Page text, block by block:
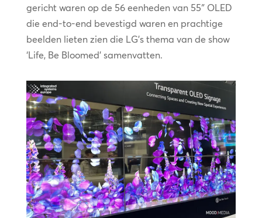
gericht waren op de 56 eenheden van 55″ OLED
die end-to-end bevestigd waren en prachtige
beelden lieten zien die LG’s thema van de show
‘Life, Be Bloomed’ samenvatten.